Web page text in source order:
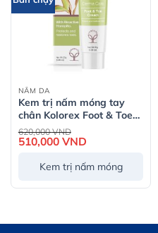
NẤM DA
Kem trị nấm móng tay
chân Kolorex Foot & Toe
Care Cream 25g
620,000VND
gốc
là:
510,000 VNDGiá
tại
là:
Kem trị nấm móng